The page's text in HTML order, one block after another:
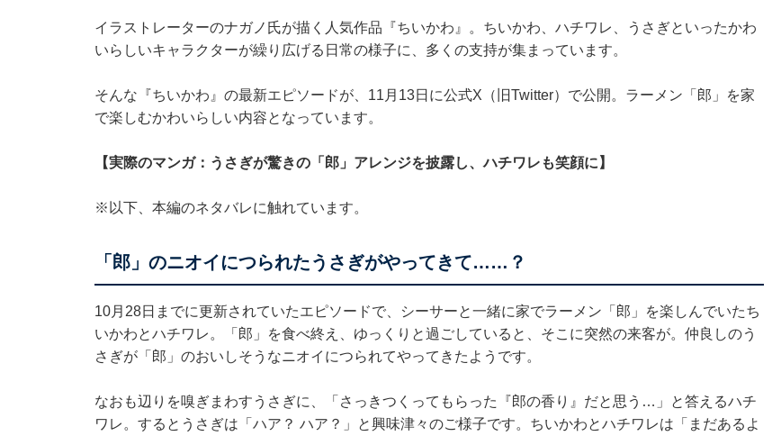
イラストレーターのナガノ氏が描く人気作品『ちいかわ』。ちいかわ、ハチワレ、うさぎといったかわ
いらしいキャラクターが繰り広げる日常の様子に、多くの支持が集まっています。
そんな『ちいかわ』の最新エピソードが、11月13日に公式X（旧Twitter）で公開。ラーメン「郎」を家
で楽しむかわいらしい内容となっています。
【実際のマンガ：うさぎが驚きの「郎」アレンジを披露し、ハチワレも笑顔に】
※以下、本編のネタバレに触れています。
「郎」のニオイにつられたうさぎがやってきて……？
10月28日までに更新されていたエピソードで、シーサーと一緒に家でラーメン「郎」を楽しんでいたち
いかわとハチワレ。「郎」を食べ終え、ゆっくりと過ごしていると、そこに突然の来客が。仲良しのう
さぎが「郎」のおいしそうなニオイにつられてやってきたようです。
なおも辺りを嗅ぎまわすうさぎに、「さっきつくってもらった『郎の香り』だと思う…」と答えるハチ
ワレ。するとうさぎは「ハア？ ハア？」と興味津々のご様子です。ちいかわとハチワレは「まだあるよ